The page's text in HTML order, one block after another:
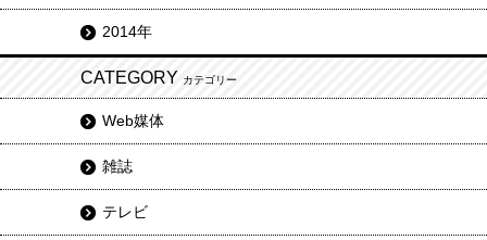
2014年
CATEGORY カテゴリー
Web媒体
雑誌
テレビ